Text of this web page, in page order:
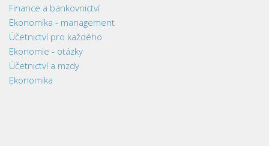
Finance a bankovnictví
Ekonomika - management
Účetnictví pro každého
Ekonomie - otázky
Účetnictví a mzdy
Ekonomika